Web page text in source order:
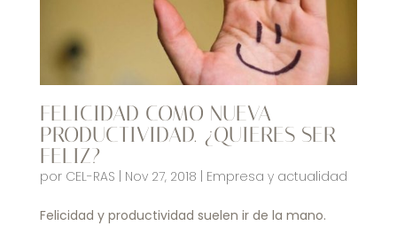
FELICIDAD COMO NUEVA
PRODUCTIVIDAD. ¿QUIERES SER
FELIZ?
por CEL-RAS Nov 27, 2018 Empresa y actualidad
Felicidad y productividad suelen ir de la mano.